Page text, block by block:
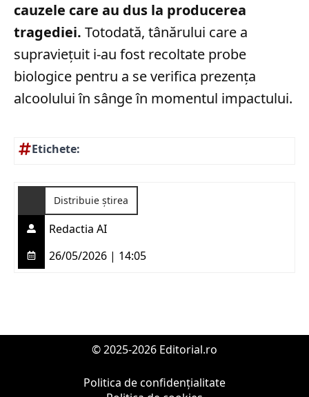
cauzele care au dus la producerea
tragediei. Totodată, tânărului care a
supraviețuit i-au fost recoltate probe
biologice pentru a se verifica prezența
alcoolului în sânge în momentul impactului.
Etichete:
Distribuie știrea
Redactia AI
26/05/2026 | 14:05
© 2025-2026 Editorial.ro
Politica de confidențialitate